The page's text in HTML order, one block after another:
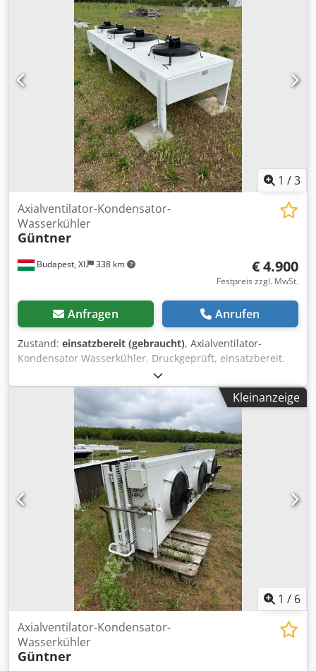
1 /3
Budapest, XI. 338 km
Axialventilator-Kondensator-
Wasserkühler
Güntner
€ 4.900
Festpreis zzgl. MwSt.
Anfragen Anrufen
Zustand: einsatzbereit (gebraucht), Axialventilator-
Kondensator Wasserkühler. Druckgeprüft, einsatzbereit.
Standort vor Ort: Ungarn (EU) Dkjdpfjzhg I Ijx Akzer
Kleinanzeige
1 / 6
Axialventilator-Kondensator-
Wasserkühler
Güntner